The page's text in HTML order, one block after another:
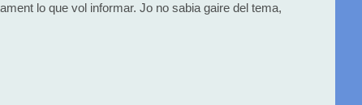
lo que vol informar. Jo no sabia gaire del tema,